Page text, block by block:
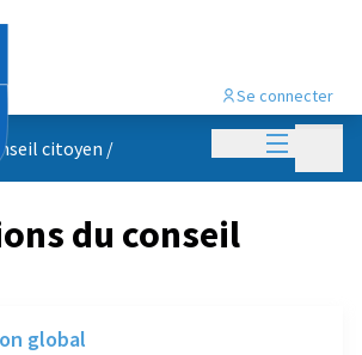
Menu
Se connecter
citoyen /
du conseil
global